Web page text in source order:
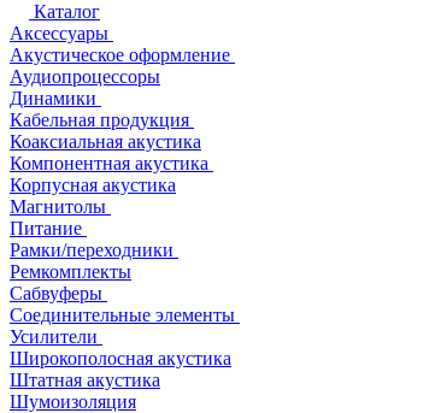
Каталог
Аксессуары
Акустическое оформление
Аудиопроцессоры
Динамики
Кабельная продукция
Коаксиальная акустика
Компонентная акустика
Корпусная акустика
Магнитолы
Питание
Рамки/переходники
Ремкомплекты
Сабвуферы
Соединительные элементы
Усилители
Широкополосная акустика
Штатная акустика
Шумоизоляция